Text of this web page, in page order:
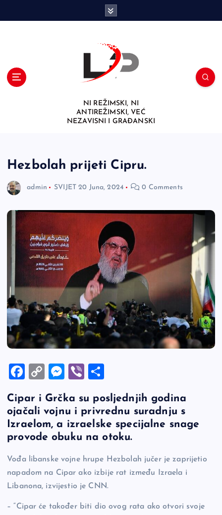
NI REŽIMSKI, NI
ANTIREŽIMSKI, VEĆ
NEZAVISNI I GRAĐANSKI
Hezbolah prijeti Cipru.
admin SVIJET 20 Juna, 2024 0 Comments
F
c
e
b
o
o
k
C
p
y
Li
n
k
M
se
n
g
Vi
er ar
e
Cipar i Grčka su posljednjih godina
ojačali vojnu i privrednu suradnju s
Izraelom, a izraelske specijalne snage
provode obuku na otoku.
Vođa libanske vojne hrupe Hezbolah jučer je zaprijetio
napadom na Cipar ako izbije rat između Izraela i
Libanona, izvijestio je CNN.
– “Cipar će također biti dio ovog rata ako otvori svoje